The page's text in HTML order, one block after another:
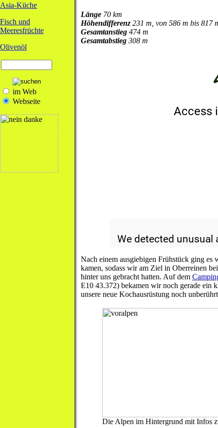
Asia-Küche
Fisch und
Meeresfrüchte
Olivenöl
im Web
Webseite
Länge 70 km
Höhendifferenz 231 m, von 586 m bis 817
Gesamtanstieg 474 m
Gesamtabstieg 308 m
Nach einem ausgiebigen Frühstück ging
kamen, sodass wir am Ziel in Oberreinen
hinter uns gebracht hatten. Auf dem
E10 43.372) bekamen wir noch gerade ein
unsere neue Kochausrüstung noch
Die Alpen im Hintergrund mit Infos